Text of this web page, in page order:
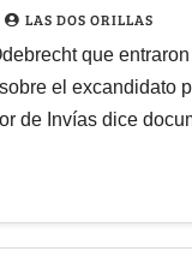
LAS DOS ORILLAS
que
el excandidato
de Invías dice